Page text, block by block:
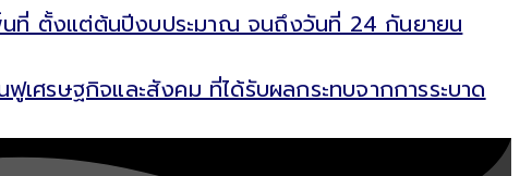
นที่ ตั้งแต่ต้นปีงบประมาณ จนถึงวันที่ 24 กันยายน
เศรษฐกิจและสังคม ที่ได้รับผลกระทบจากการระบาด